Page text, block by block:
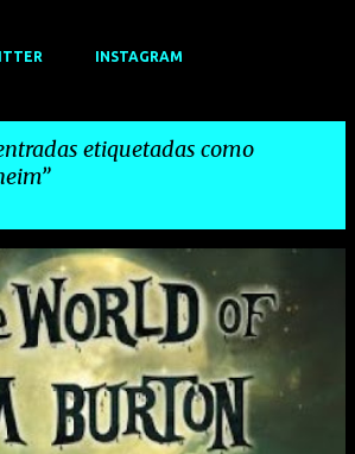
INSTAGRAM
etiquetadas como